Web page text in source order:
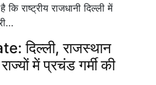
राष्ट्रीय राजधानी दिल्ली में
दिल्ली, राजस्थान
में प्रचंड गर्मी की